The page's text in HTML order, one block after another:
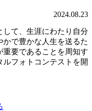
2024.08.23
て、生涯にわたり自分
で豊かな人生を送るた
要であることを周知す
フォトコンテストを開